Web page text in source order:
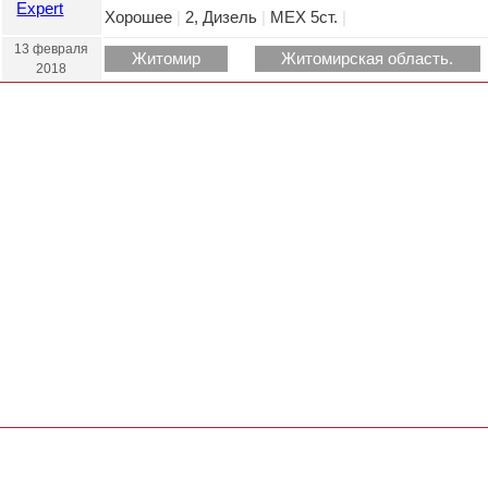
Хорошее 2, Дизель МЕХ 5ст.
13 февраля
2018
Житомир Житомирская область.